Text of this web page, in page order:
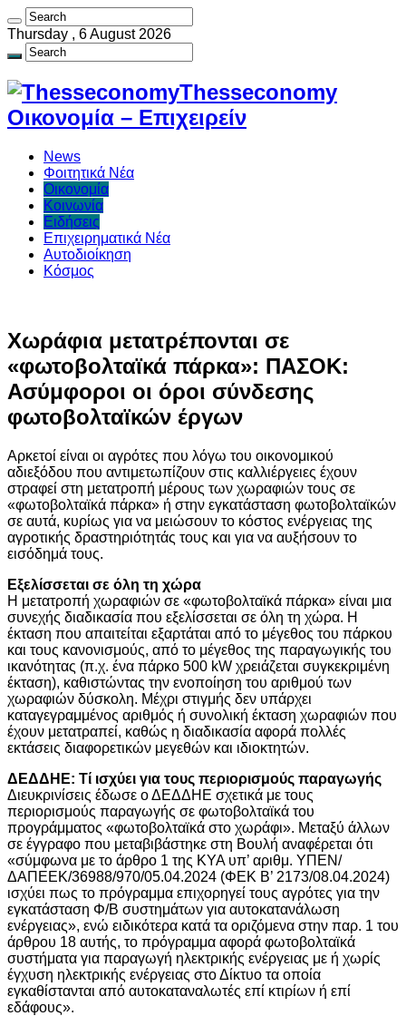
Thursday , 6 August 2026
Thesseconomy
Οικονομία – Επιχειρείν
News
Φοιτητικά Νέα
Οικονομία
Κοινωνία
Ειδήσεις
Επιχειρηματικά Νέα
Αυτοδιοίκηση
Κόσμος
Χωράφια μετατρέπονται σε
«φωτοβολταϊκά πάρκα»: ΠΑΣΟΚ:
Ασύμφοροι οι όροι σύνδεσης
φωτοβολταϊκών έργων
Αρκετοί είναι οι αγρότες που λόγω του οικονομικού
αδιεξόδου που αντιμετωπίζουν στις καλλιέργειες έχουν
στραφεί στη μετατροπή μέρους των χωραφιών τους σε
«φωτοβολταϊκά πάρκα» ή στην εγκατάσταση φωτοβολταϊκών
σε αυτά, κυρίως για να μειώσουν το κόστος ενέργειας της
αγροτικής δραστηριότητάς τους και για να αυξήσουν το
εισόδημά τους.
Εξελίσσεται σε όλη τη χώρα
Η μετατροπή χωραφιών σε «φωτοβολταϊκά πάρκα» είναι μια
συνεχής διαδικασία που εξελίσσεται σε όλη τη χώρα. Η
έκταση που απαιτείται εξαρτάται από το μέγεθος του πάρκου
και τους κανονισμούς, από το μέγεθος της παραγωγικής του
ικανότητας (π.χ. ένα πάρκο 500 kW χρειάζεται συγκεκριμένη
έκταση), καθιστώντας την ενοποίηση του αριθμού των
χωραφιών δύσκολη. Μέχρι στιγμής δεν υπάρχει
καταγεγραμμένος αριθμός ή συνολική έκταση χωραφιών που
έχουν μετατραπεί, καθώς η διαδικασία αφορά πολλές
εκτάσεις διαφορετικών μεγεθών και ιδιοκτητών.
ΔΕΔΔΗΕ: Τί ισχύει για τους περιορισμούς παραγωγής
Διευκρινίσεις έδωσε ο ΔΕΔΔΗΕ σχετικά με τους
περιορισμούς παραγωγής σε φωτοβολταϊκά του
προγράμματος «φωτοβολταϊκά στο χωράφι». Μεταξύ άλλων
σε έγγραφο που μεταβιβάστηκε στη Βουλή αναφέρεται ότι
«σύμφωνα με το άρθρο 1 της ΚΥΑ υπ’ αριθμ. ΥΠΕΝ/
ΔΑΠΕΕΚ/36988/970/05.04.2024 (ΦΕΚ Β’ 2173/08.04.2024)
ισχύει πως το πρόγραμμα επιχορηγεί τους αγρότες για την
εγκατάσταση Φ/Β συστημάτων για αυτοκατανάλωση
ενέργειας», ενώ ειδικότερα κατά τα οριζόμενα στην παρ. 1 του
άρθρου 18 αυτής, το πρόγραμμα αφορά φωτοβολταϊκά
συστήματα για παραγωγή ηλεκτρικής ενέργειας με ή χωρίς
έγχυση ηλεκτρικής ενέργειας στο Δίκτυο τα οποία
εγκαθίστανται από αυτοκαταναλωτές επί κτιρίων ή επί
εδάφους».